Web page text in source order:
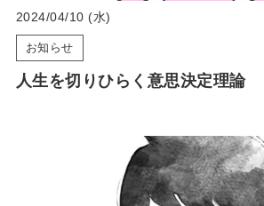
2024/04/10 (水)
お知らせ
人生を切りひらく意思決定理論